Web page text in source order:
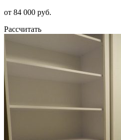
от 84 000 руб.
Рассчитать